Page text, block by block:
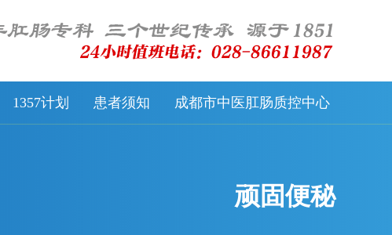
1357计划 患者须知 成都市中医肛肠质控中心
顽固便秘